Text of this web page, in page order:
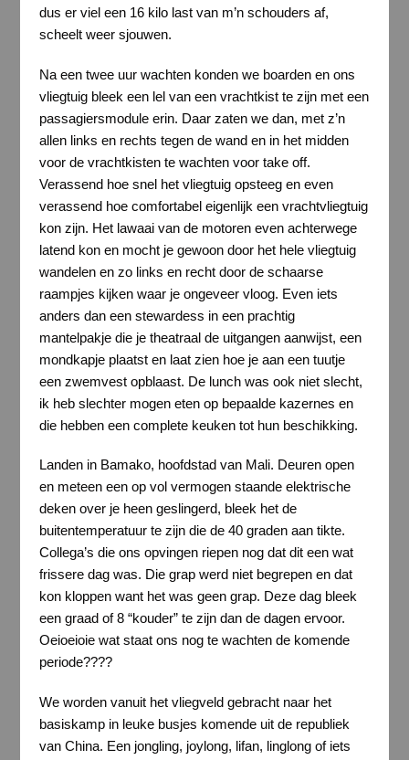
dus er viel een 16 kilo last van m’n schouders af,
scheelt weer sjouwen.
Na een twee uur wachten konden we boarden en ons
vliegtuig bleek een lel van een vrachtkist te zijn met een
passagiersmodule erin. Daar zaten we dan, met z’n
allen links en rechts tegen de wand en in het midden
voor de vrachtkisten te wachten voor take off.
Verassend hoe snel het vliegtuig opsteeg en even
verassend hoe comfortabel eigenlijk een vrachtvliegtuig
kon zijn. Het lawaai van de motoren even achterwege
latend kon en mocht je gewoon door het hele vliegtuig
wandelen en zo links en recht door de schaarse
raampjes kijken waar je ongeveer vloog. Even iets
anders dan een stewardess in een prachtig
mantelpakje die je theatraal de uitgangen aanwijst, een
mondkapje plaatst en laat zien hoe je aan een tuutje
een zwemvest opblaast. De lunch was ook niet slecht,
ik heb slechter mogen eten op bepaalde kazernes en
die hebben een complete keuken tot hun beschikking.
Landen in Bamako, hoofdstad van Mali. Deuren open
en meteen een op vol vermogen staande elektrische
deken over je heen geslingerd, bleek het de
buitentemperatuur te zijn die de 40 graden aan tikte.
Collega’s die ons opvingen riepen nog dat dit een wat
frissere dag was. Die grap werd niet begrepen en dat
kon kloppen want het was geen grap. Deze dag bleek
een graad of 8 “kouder” te zijn dan de dagen ervoor.
Oeioeioie wat staat ons nog te wachten de komende
periode????
We worden vanuit het vliegveld gebracht naar het
basiskamp in leuke busjes komende uit de republiek
van China. Een jongling, joylong, lifan, linglong of iets